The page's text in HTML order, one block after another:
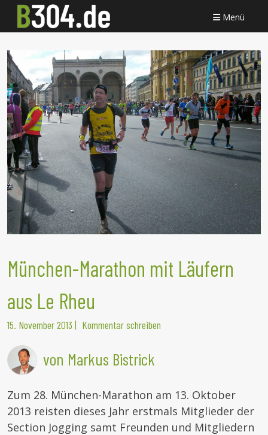
Menü
München-Marathon mit Läufern
aus Le Rheu
15. November 2013 | Kommentar schreiben
von Markus Bistrick
Zum 28. München-Marathon am 13. Oktober
2013 reisten dieses Jahr erstmals Mitglieder der
Section Jogging samt Freunden und Mitgliedern